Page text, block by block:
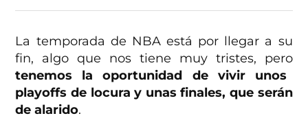
La temporada de NBA está por llegar a su
fin, algo que nos tiene muy tristes, pero
tenemos la oportunidad de vivir unos
playoffs de locura y unas finales, que serán
de alarido.